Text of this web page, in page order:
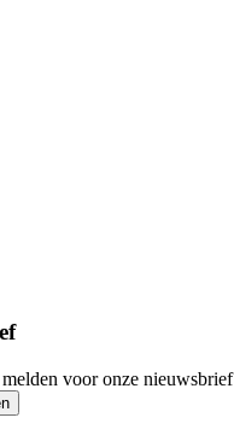
voor onze nieuwsbrief